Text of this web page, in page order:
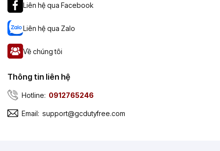
Liên hệ qua Facebook
Liên hệ qua Zalo
Về chúng tôi
Thông tin liên hệ
Hotline: 0912765246
Email: support@gcdutyfree.com